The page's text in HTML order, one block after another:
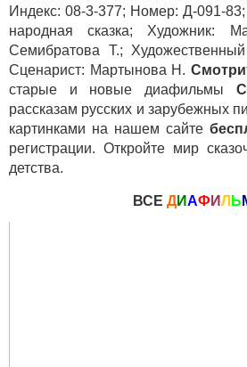
Индекс: 08-3-377; Номер: Д-091-
народная сказка; Художник:
Семибратова Т.;
Сценарист: Мартынова Н.
старые и новые диафильмы
рассказам русских и зарубежных
картинками на нашем сайте
регистрации. Откройте мир
детства.
ВСЕ ДИАФ ИЛ Ь